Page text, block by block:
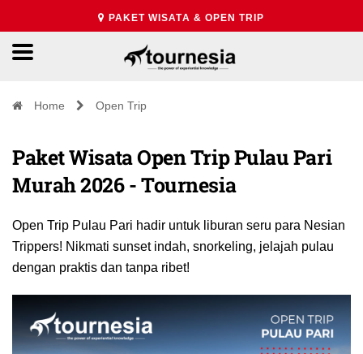
PAKET WISATA & OPEN TRIP
Home Open Trip
Paket Wisata Open Trip Pulau Pari
Murah 2026 - Tournesia
Open Trip Pulau Pari hadir untuk liburan seru para Nesian
Trippers! Nikmati sunset indah, snorkeling, jelajah pulau
dengan praktis dan tanpa ribet!